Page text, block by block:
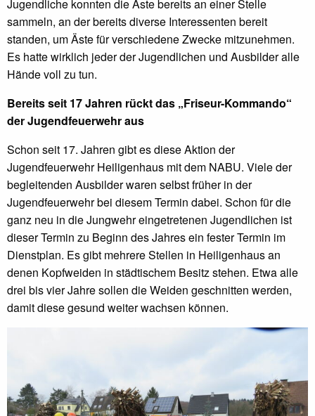
Jugendliche konnten die Äste bereits an einer Stelle
sammeln, an der bereits diverse Interessenten bereit
standen, um Äste für verschiedene Zwecke mitzunehmen.
Es hatte wirklich jeder der Jugendlichen und Ausbilder alle
Hände voll zu tun.
Bereits seit 17 Jahren rückt das „Friseur-Kommando“
der Jugendfeuerwehr aus
Schon seit 17. Jahren gibt es diese Aktion der
Jugendfeuerwehr Heiligenhaus mit dem NABU. Viele der
begleitenden Ausbilder waren selbst früher in der
Jugendfeuerwehr bei diesem Termin dabei. Schon für die
ganz neu in die Jungwehr eingetretenen Jugendlichen ist
dieser Termin zu Beginn des Jahres ein fester Termin im
Dienstplan. Es gibt mehrere Stellen in Heiligenhaus an
denen Kopfweiden in städtischem Besitz stehen. Etwa alle
drei bis vier Jahre sollen die Weiden geschnitten werden,
damit diese gesund weiter wachsen können.